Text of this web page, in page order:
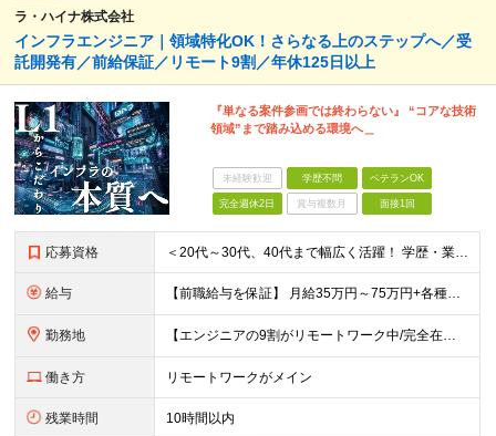
ラ・ハイナ株式会社
インフラエンジニア｜領域特化OK！さらなる上のステップへ／受
託開発有／前給保証／リモート9割／年休125日以上
『単なる案件参画では終わらない』 “コアな技術
領域”まで踏み込める環境へ＿
未経験歓迎 学歴不問 ベテランOK
完全週休2日 賞与複数月 面接1回
応募資格 ＜20代～30代、40代まで幅広く活躍！ 学歴・業界・領域不問＞ インフラエンジニアとして下記いずれかの経験がある方 ■設計・構築の経験（サーバ、ネットワーク、クラウド、セキュリティ、データベース）
給与 【前職給与を保証】 月給35万円～75万円+各種手当+決算賞与 ★資格手当や資格取得報奨金、役職手当など待遇、福利厚生が充実！ ★1年で年収100万円以上アップした社員も在籍！ ※経験・スキルを考
勤務地 【エンジニアの9割がリモートワーク中/完全在宅ワークで働くメンバーも◎】 現在、エンジニアの約9割がリモートワークを実施。 そのうち約3割がフルリモートで勤務しており、地方在住のメンバーも活躍していま
働き方 リモートワークがメイン
残業時間 10時間以内